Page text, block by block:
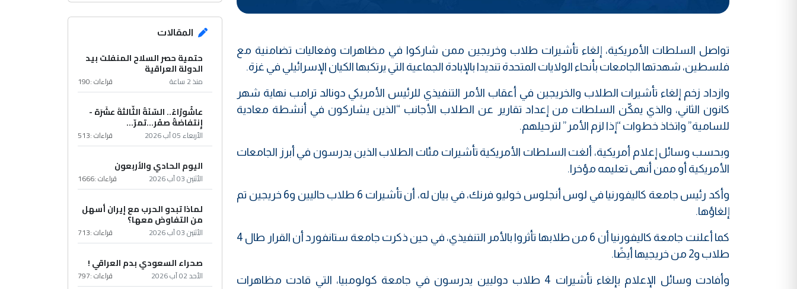
تواصل السلطات الأمريكية، إلغاء تأشيرات طلاب وخريجين ممن شاركوا في مظاهرات وفعاليات تضامنية مع
فلسطين، شهدتها الجامعات بأنحاء الولايات المتحدة تنديدا بالإبادة الجماعية التي يرتكبها الكيان الإسرائيلي في غزة.
وازداد زخم إلغاء تأشيرات الطلاب والخريجين في أعقاب الأمر التنفيذي للرئيس الأمريكي دونالد ترامب نهاية شهر
كانون الثاني، والذي يمكّن السلطات من إعداد تقارير عن الطلاب الأجانب “الذين يشاركون في أنشطة معادية
للسامية” واتخاذ خطوات “إذا لزم الأمر” لترحيلهم.
وبحسب وسائل إعلام أمريكية، ألغت السلطات الأمريكية تأشيرات مئات الطلاب الذين يدرسون في أبرز الجامعات
الأمريكية أو ممن أنهى تعليمه مؤخرا.
وأكد رئيس جامعة كاليفورنيا في لوس أنجلوس خوليو فرنك، في بيان له، أن تأشيرات 6 طلاب حاليين و6 خريجين تم
إلغاؤها.
كما أعلنت جامعة كاليفورنيا أن 6 من طلابها تأثروا بالأمر التنفيذي، في حين ذكرت جامعة ستانفورد أن القرار طال 4
طلاب و2 من خريجيها أيضًا.
وأفادت وسائل الإعلام بإلغاء تأشيرات 4 طلاب دوليين يدرسون في جامعة كولومبيا، التي قادت مظاهرات
المقالات
حتمية حصر السلاح المنفلت بيد
الدولة العراقية
منذ 2 ساعة قراءات :190
عاشُورْاءُ.. السّنَةُ الثّالثةَ عشَرَة -
إِنتفاضةُ صفَر…تمرّ...
الأربعاء 05 آب 2026 قراءات :513
اليوم الحادي والأربعون
الأثنين 03 آب 2026 قراءات :1666
لماذا تبدو الحرب مع إيران أسهل
من التفاوض معها؟
الأثنين 03 آب 2026 قراءات :713
صحراء السعودي بدم العراقي !
الأحد 02 آب 2026 قراءات :797